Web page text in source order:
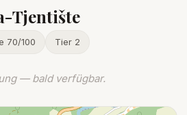
Tjentište
70/100 Tier 2
— bald verfügbar.